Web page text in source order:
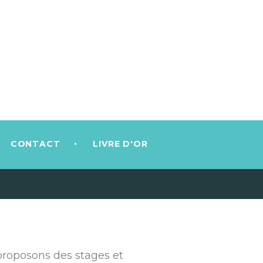
CONTACT LIVRE D'OR
des stages et